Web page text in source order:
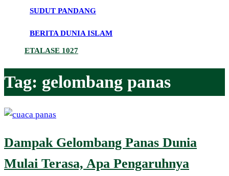
SUDUT PANDANG
BERITA DUNIA ISLAM
ETALASE 1027
Tag: gelombang panas
Dampak Gelombang Panas Dunia
Mulai Terasa, Apa Pengaruhnya